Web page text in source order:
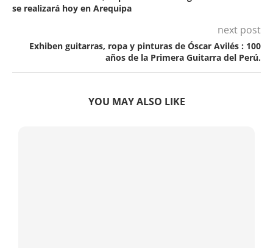
se realizará hoy en Arequipa
next post
Exhiben guitarras, ropa y pinturas de Óscar Avilés : 100
años de la Primera Guitarra del Perú.
YOU MAY ALSO LIKE